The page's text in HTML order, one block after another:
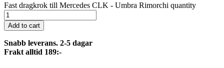
Fast dragkrok till Mercedes CLK - Umbra Rimorchi quantity
Add to cart
Snabb leverans. 2-5 dagar
Frakt alltid 189:-